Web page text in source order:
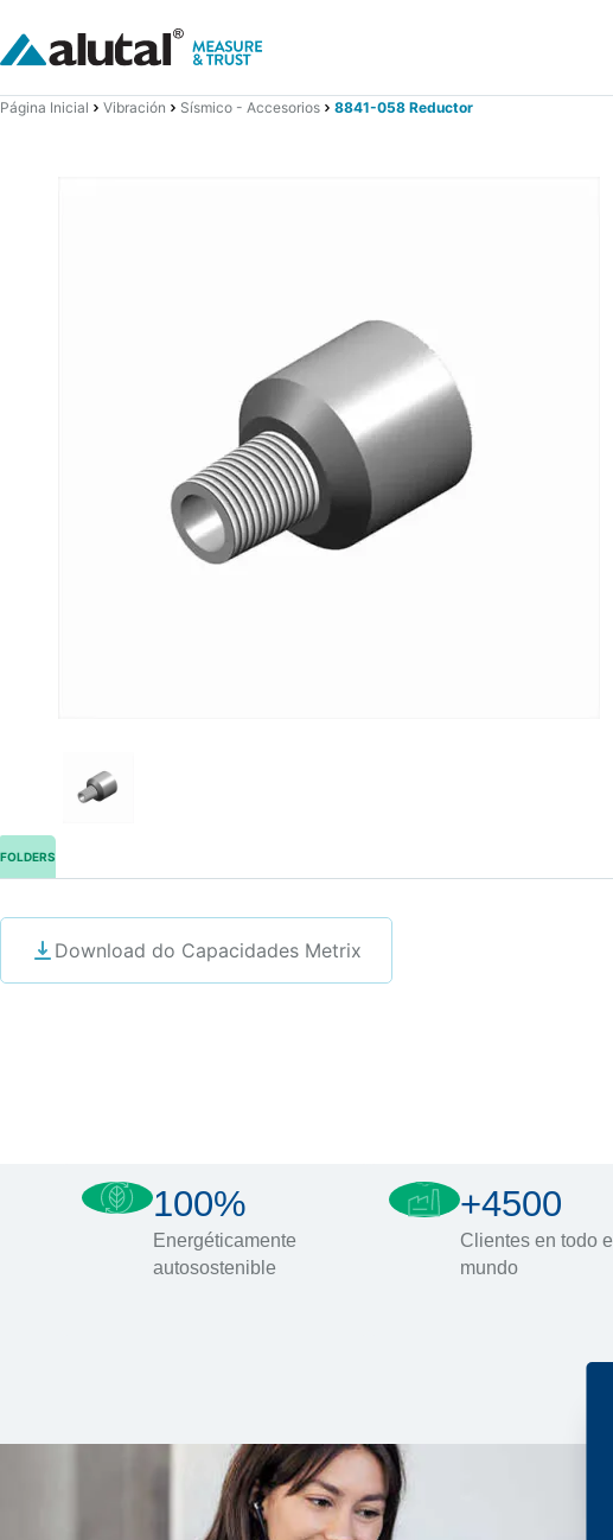
Página Inicial Vibración Sísmico - Accesorios 8841-058 Reductor
FOLDERS
Download do Capacidades Metrix
100%
Energéticamente
autosostenible
+4500
Clientes en todo el
mundo